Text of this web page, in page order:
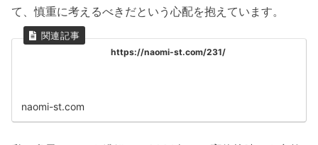
て、慎重に考えるべきだという心配を抱えています。
https://naomi-st.com/231/
naomi-st.com